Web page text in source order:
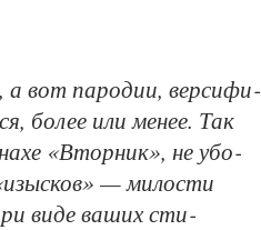
а вот па­ро­дии, вер­си­фи­
бо­лее или ме­нее. Так
«Втор­ник», не убо­
— ми­лос­ти
ви­де ва­ших сти­